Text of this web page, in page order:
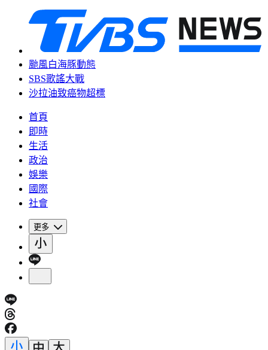
颱風白海豚動態
SBS歌謠大戰
沙拉油致癌物超標
首頁
即時
生活
政治
娛樂
國際
社會
更多